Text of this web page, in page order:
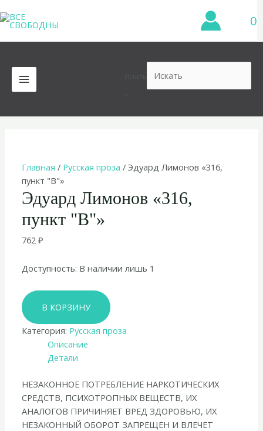
к
содержимому
0
MAIN
MENU
Главная / Русская проза / Эдуард Лимонов «316,
пункт "В"»
Эдуард Лимонов «316,
пункт "В"»
762₽
Доступность: В наличии лишь 1
Количество
товара
Эдуард
Лимонов
В КОРЗИНУ
Категория: Русская проза
Описание
Детали
НЕЗАКОННОЕ ПОТРЕБЛЕНИЕ НАРКОТИЧЕСКИХ
СРЕДСТВ, ПСИХОТРОПНЫХ ВЕЩЕСТВ, ИХ
АНАЛОГОВ ПРИЧИНЯЕТ ВРЕД ЗДОРОВЬЮ, ИХ
НЕЗАКОННЫЙ ОБОРОТ ЗАПРЕЩЕН И ВЛЕЧЕТ